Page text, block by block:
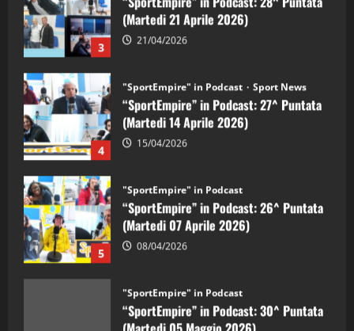
3 21/04/2026
4
(Martedi 14 Aprile 2026)
15/04/2026
5
(Martedi 07 Aprile 2026)
08/04/2026
(Martedi 05 Maggio 2026)
08/05/2026